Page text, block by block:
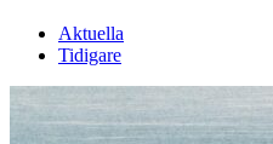
Aktuella
Tidigare